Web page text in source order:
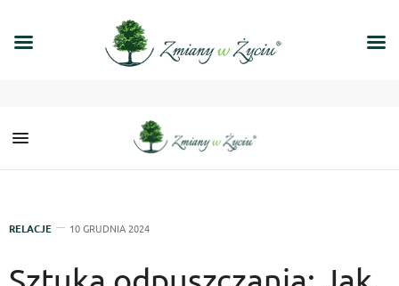
RELACJE 10 GRUDNIA 2024